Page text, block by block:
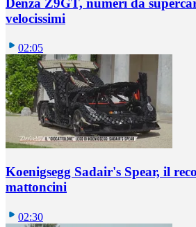
Denza Z9GT, numeri da
velocissimi
02:05
Koenigsegg Sadair's Spear, il
mattoncini
02:30